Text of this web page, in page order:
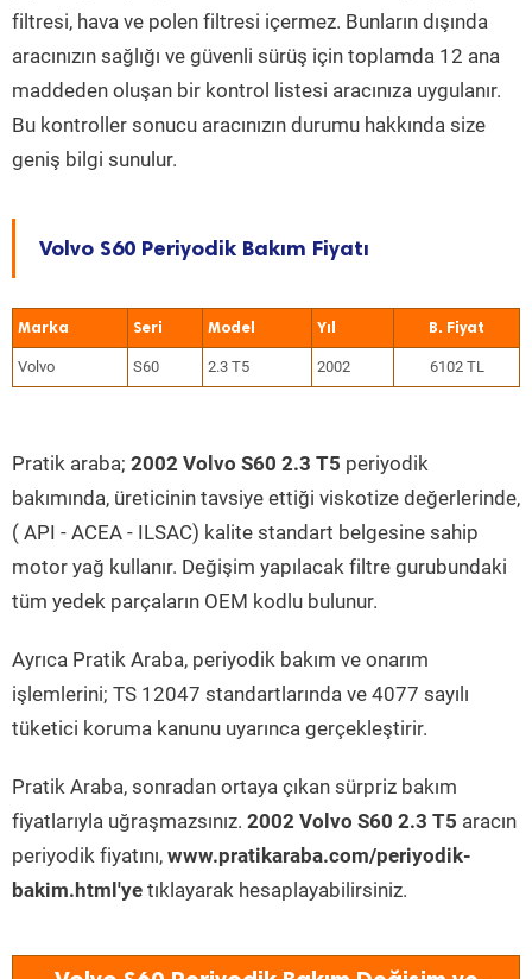
filtresi, hava ve polen filtresi içermez. Bunların dışında
aracınızın sağlığı ve güvenli sürüş için toplamda 12 ana
maddeden oluşan bir kontrol listesi aracınıza uygulanır.
Bu kontroller sonucu aracınızın durumu hakkında size
geniş bilgi sunulur.
Volvo S60 Periyodik Bakım Fiyatı
Marka Seri Model Yıl
Volvo S60 2.3 T5 2002 6102 TL
Pratik araba; 2002 Volvo S60 2.3 T5 periyodik
bakımında, üreticinin tavsiye ettiği viskotize değerlerinde,
( API - ACEA - ILSAC) kalite standart belgesine sahip
motor yağ kullanır. Değişim yapılacak filtre gurubundaki
tüm yedek parçaların OEM kodlu bulunur.
Ayrıca Pratik Araba, periyodik bakım ve onarım
işlemlerini; TS 12047 standartlarında ve 4077 sayılı
tüketici koruma kanunu uyarınca gerçekleştirir.
Pratik Araba, sonradan ortaya çıkan sürpriz bakım
fiyatlarıyla uğraşmazsınız. 2002 Volvo S60 2.3 T5 aracın
periyodik fiyatını, www.pratikaraba.com/periyodik-
bakim.html'ye tıklayarak hesaplayabilirsiniz.